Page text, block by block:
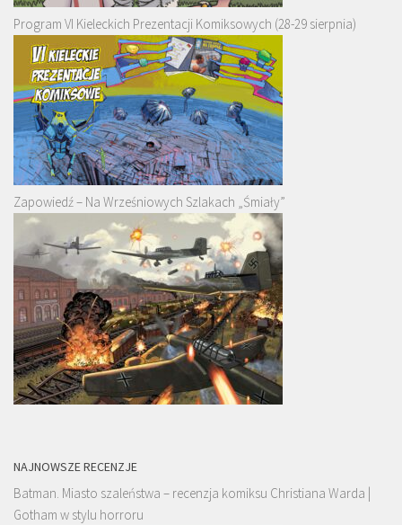
Program VI Kieleckich Prezentacji Komiksowych (28-29 sierpnia)
Zapowiedź – Na Wrześniowych Szlakach „Śmiały”
NAJNOWSZE RECENZJE
Batman. Miasto szaleństwa – recenzja komiksu Christiana Warda |
Gotham w stylu horroru